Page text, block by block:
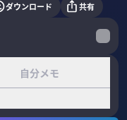
ダウンロード 共有
自分メモ